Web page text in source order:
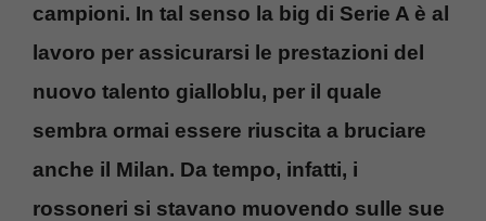
campioni. In tal senso la big di Serie A è al
lavoro per assicurarsi le prestazioni del
nuovo talento gialloblu, per il quale
sembra ormai essere riuscita a bruciare
anche il Milan. Da tempo, infatti, i
rossoneri si stavano muovendo sulle sue